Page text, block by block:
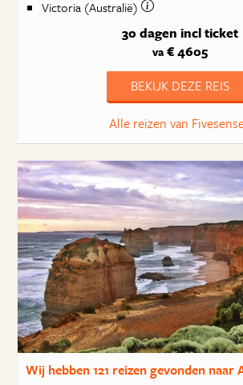
Victoria (Australië)
30 dagen incl ticket
va€ 4605
BEKIJK DEZE REIS
Alle reizen van
Wij hebben121 reizengevonden naar